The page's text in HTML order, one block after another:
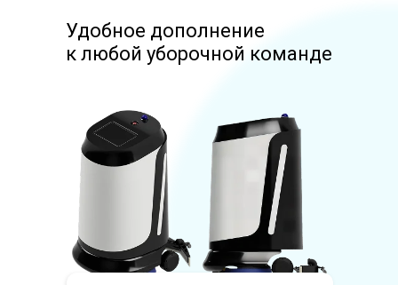
Удобное дополнение
к любой уборочной команде